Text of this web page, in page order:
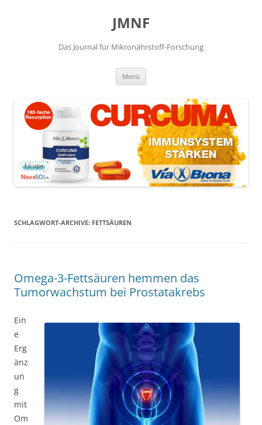
JMNF
Das Journal für Mikronährstoff-Forschung
Menü
SCHLAGWORT-ARCHIVE: FETTSÄUREN
Omega-3-Fettsäuren hemmen das
Tumorwachstum bei Prostatakrebs
Ein
e
Erg
änz
un
g
mit
Om